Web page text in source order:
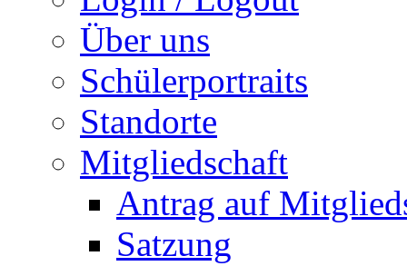
Über uns
Schülerportraits
Standorte
Mitgliedschaft
Antrag auf
Satzung